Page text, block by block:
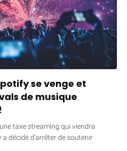
se venge et
de musique
taxe streaming qui viendra
décidé d’arrêter de soutenir